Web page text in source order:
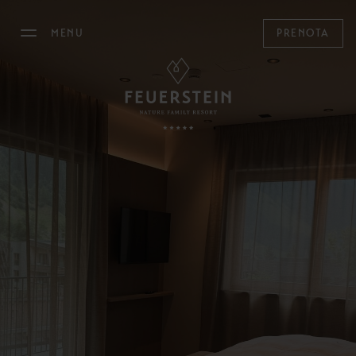
MENU PRENOTA
Camere, Suite & Chalet